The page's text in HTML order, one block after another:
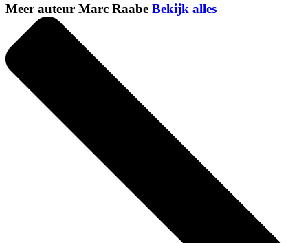
Meer auteur Marc Raabe Bekijk alles